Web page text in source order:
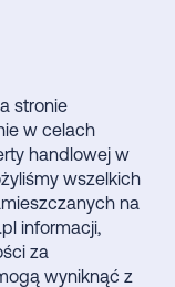
stronie
w celach
handlowej w
wszelkich
na
informacji,
za
wyniknąć z